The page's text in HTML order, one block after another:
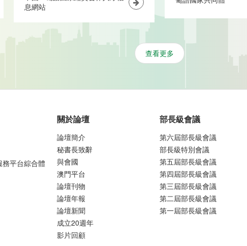
息網站
查看更多
平台綜合體
關於論壇
論壇簡介
秘書長致辭
與會國
澳門平台
論壇刊物
論壇年報
論壇新聞
成立20週年
影片回顧
部長級會議
第六屆部長級會議
部長級特別會議
第五屆部長級會議
第四屆部長級會議
第三屆部長級會議
第二屆部長級會議
第一屆部長級會議